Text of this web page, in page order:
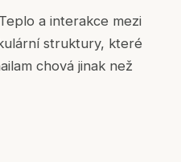
a interakce mezi
struktury, které
chová jinak než